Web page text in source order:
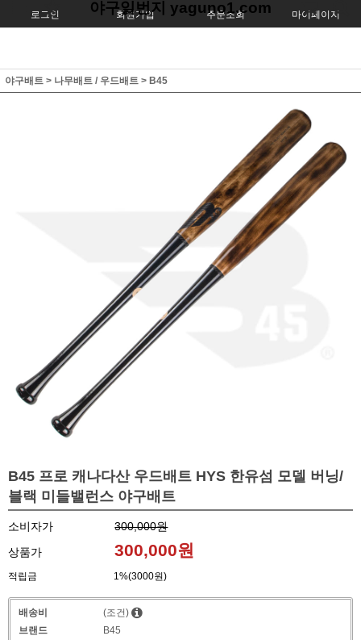
로그인 회원가입 주문조회 마이페이지
야구일번지 yaguno1.com
야구배트 > 나무배트 / 우드배트 > B45
B45 프로 캐나다산 우드배트 HYS 한유섬 모델 버닝/
블랙 미들밸런스 야구배트
소비자가
300,000원
상품가
300,000원
적립금 1%(3000원)
배송비
(조건)
브랜드
B45